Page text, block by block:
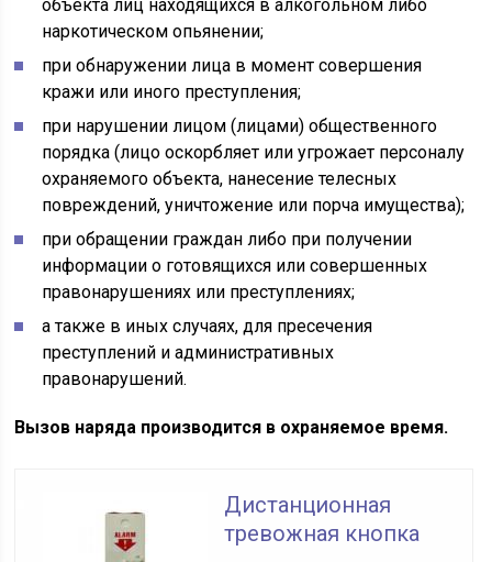
объекта лиц находящихся в алкогольном либо
наркотическом опьянении;
при обнаружении лица в момент совершения
кражи или иного преступления;
при нарушении лицом (лицами) общественного
порядка (лицо оскорбляет или угрожает персоналу
охраняемого объекта, нанесение телесных
повреждений, уничтожение или порча имущества);
при обращении граждан либо при получении
информации о готовящихся или совершенных
правонарушениях или преступлениях;
а также в иных случаях, для пресечения
преступлений и административных
правонарушений.
Вызов наряда производится в охраняемое время.
Дистанционная
тревожная кнопка